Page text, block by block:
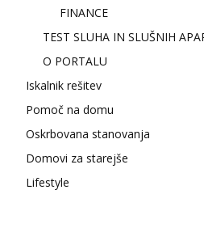
FINANCE
TEST SLUHA IN SLUŠNIH
O PORTALU
Iskalnik rešitev
Pomoč na domu
Oskrbovana stanovanja
Domovi za starejše
Lifestyle